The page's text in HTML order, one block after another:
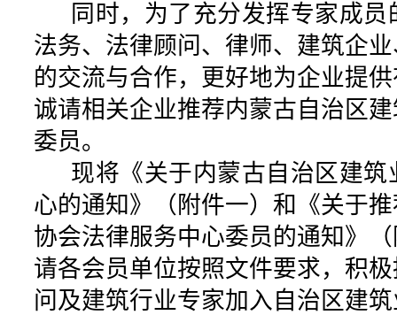
同时，为了充分发挥专家成
法务、法律顾问、律师、建筑企
的交流与合作，更好地为企业提
诚请相关企业推荐内蒙古自治区
委员。
现将《关于内蒙古自治区建
心的通知》（附件一）和《关于
协会法律服务中心委员的通知》
请各会员单位按照文件要求，积
问及建筑行业专家加入自治区建